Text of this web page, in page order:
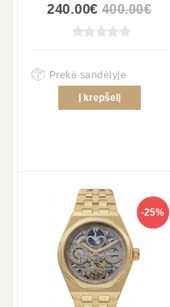
240.00€ 400.00€
Prekė sandėlyje
Į krepšelį
-25%